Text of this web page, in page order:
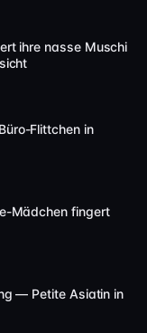
ihre nasse Muschi
Flittchen in
Mädchen fingert
— Petite Asiatin in